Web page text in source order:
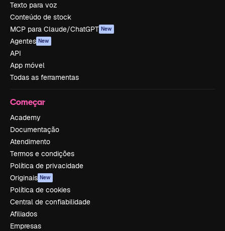
Texto para voz
Conteúdo de stock
MCP para Claude/ChatGPT New
Agentes New
API
App móvel
Todas as ferramentas
Começar
Academy
Documentação
Atendimento
Termos e condições
Política de privacidade
Originais New
Política de cookies
Central de confiabilidade
Afiliados
Empresas